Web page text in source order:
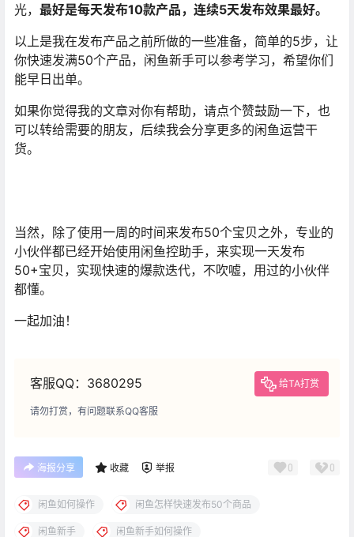
光， 最好是每天发布10款产品，连续5天发布效果最好。
以上是我在发布产品之前所做的一些准备，简单的5步，让
你快速发满50个产品，闲鱼新手可以参考学习，希望你们
能早日出单。
如果你觉得我的文章对你有帮助，请点个赞鼓励一下，也
可以转给需要的朋友，后续我会分享更多的闲鱼运营干
货。
当然，除了使用一周的时间来发布50个宝贝之外，专业的
小伙伴都已经开始使用闲鱼控助手，来实现一天发布
50+宝贝，实现快速的爆款迭代，不吹嘘，用过的小伙伴
都懂。
一起加油！
客服QQ：3680295 给TA打赏
请勿打赏，有问题联系QQ客服
海报分享 收藏 举报 0 0
闲鱼如何操作 闲鱼怎样快速发布50个商品
闲鱼新手 闲鱼新手如何操作